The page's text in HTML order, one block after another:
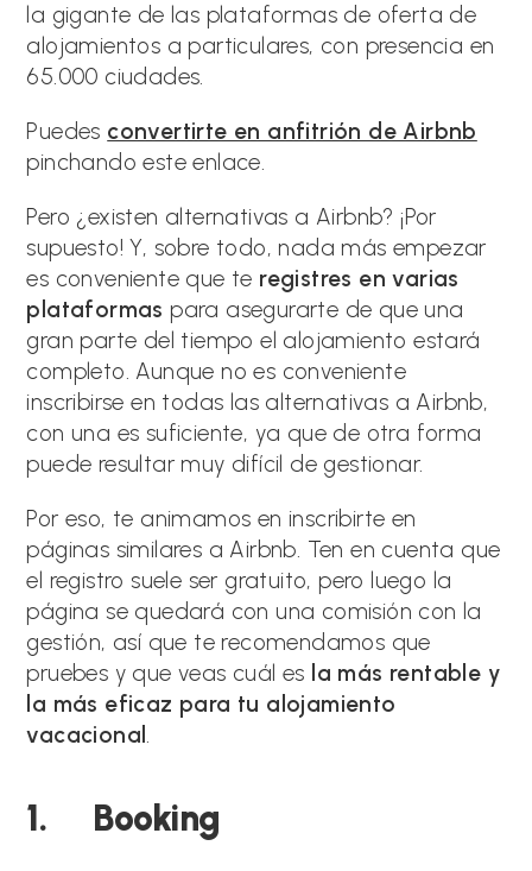
la gigante de las plataformas de oferta de
alojamientos a particulares, con presencia en
65.000 ciudades.
Puedes convertirte en anfitrión de Airbnb
pinchando este enlace.
Pero ¿existen alternativas a Airbnb? ¡Por
supuesto! Y, sobre todo, nada más empezar
es conveniente que te registres en varias
plataformas para asegurarte de que una
gran parte del tiempo el alojamiento estará
completo. Aunque no es conveniente
inscribirse en todas las alternativas a Airbnb,
con una es suficiente, ya que de otra forma
puede resultar muy difícil de gestionar.
Por eso, te animamos en inscribirte en
páginas similares a Airbnb. Ten en cuenta que
el registro suele ser gratuito, pero luego la
página se quedará con una comisión con la
gestión, así que te recomendamos que
pruebes y que veas cuál es la más rentable y
la más eficaz para tu alojamiento
vacacional .
1. Booking